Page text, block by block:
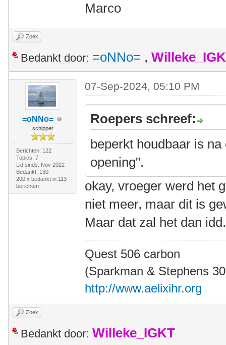
Marco
Zoek
Bedankt door: =oNNo= ,
=oNNo=
schipper
Berichten: 122
Topics: 7
Lid sinds: Nov 2022
Bedankt: 130
200 x bedankt in 113
berichten
07-Sep-2024, 05:10 PM
Roepers schreef:
beperkt houdbaar is
opening".
okay, vroeger werd het
niet meer, maar dit is
Maar dat zal het dan
Quest 506 carbon
(Sparkman & Stephens
http://www.aelixihr.org
Zoek
Bedankt door: Willeke_IGKT